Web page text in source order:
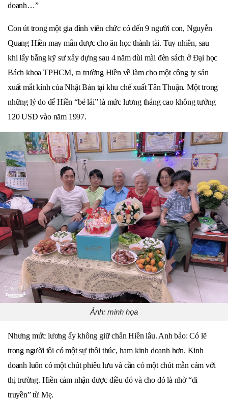
doanh…”
Con út trong một gia đình viên chức có đến 9 người con, Nguyễn
Quang Hiền may mắn được cho ăn học thành tài. Tuy nhiên, sau
khi lấy bằng kỹ sư xây dựng sau 4 năm dùi mài đèn sách ở Đại học
Bách khoa TPHCM, ra trường Hiền về làm cho một công ty sản
xuất mắt kính của Nhật Bản tại khu chế xuất Tân Thuận. Một trong
những lý do để Hiền “bẻ lái” là mức lương tháng cao không tưởng
120 USD vào năm 1997.
Ảnh: minh họa
Nhưng mức lương ấy không giữ chân Hiền lâu. Anh bảo: Có lẽ
trong người tôi có một sự thôi thúc, ham kinh doanh hơn. Kinh
doanh luôn có một chút phiêu lưu và cần có một chút mẫn cảm với
thị trường. Hiền cảm nhận được điều đó và cho đó là nhờ “di
truyền” từ Mẹ.